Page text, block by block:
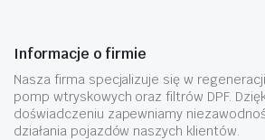
Informacje o firmie
Nasza firma specjalizuje się w
pomp wtryskowych oraz filtrów DPF.
doświadczeniu zapewniamy
działania pojazdów naszych klientów.